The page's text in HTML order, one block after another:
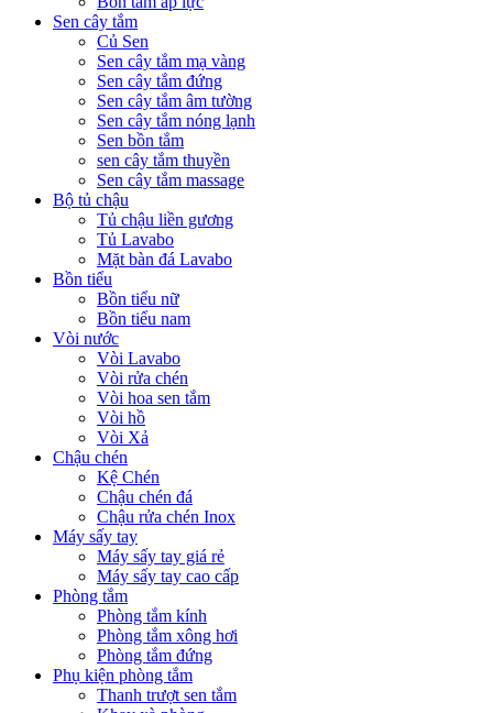
Sen cây tắm
Củ Sen
Sen cây tắm mạ vàng
Sen cây tắm đứng
Sen cây tắm âm tường
Sen cây tắm nóng lạnh
Sen bồn tắm
sen cây tắm thuyền
Sen cây tắm massage
Bộ tủ chậu
Tủ chậu liền gương
Tủ Lavabo
Mặt bàn đá Lavabo
Bồn tiểu
Bồn tiểu nữ
Bồn tiểu nam
Vòi nước
Vòi Lavabo
Vòi rửa chén
Vòi hoa sen tắm
Vòi hồ
Vòi Xả
Chậu chén
Kệ Chén
Chậu chén đá
Chậu rửa chén Inox
Máy sấy tay
Máy sấy tay giá rẻ
Máy sấy tay cao cấp
Phòng tắm
Phòng tắm kính
Phòng tắm xông hơi
Phòng tắm đứng
Phụ kiện phòng tắm
Thanh trượt sen tắm